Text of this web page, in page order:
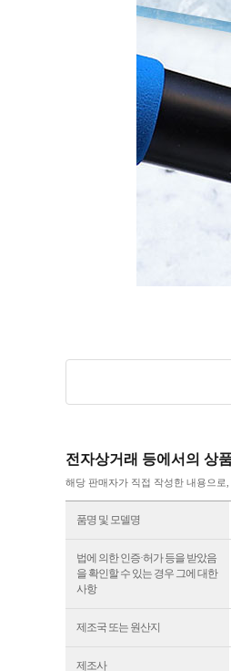
전자상거래 등에서의 상
해당 판매자가 직접 작성한 내용으
품명 및 모델명
법에 의한 인증·허가 등을 받았음
을 확인할 수 있는 경우 그에 대한
사항
제조국 또는 원산지
제조사